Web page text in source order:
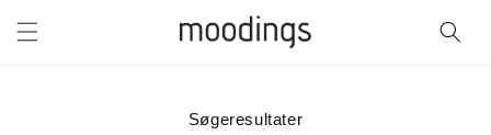
indhold
Søgeresultater